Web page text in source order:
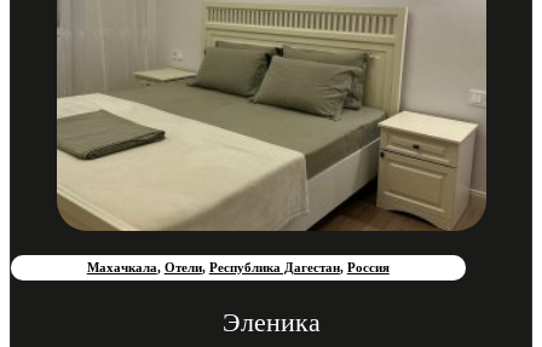
Махачкала, Отели, Республика Дагестан, Россия
Эленика